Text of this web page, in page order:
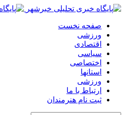
صفحه نخست
ورزشی
اقتصادی
سیاسی
اختصاصی
استانها
ورزشی
ارتباط با ما
ثبت نام هنرمندان